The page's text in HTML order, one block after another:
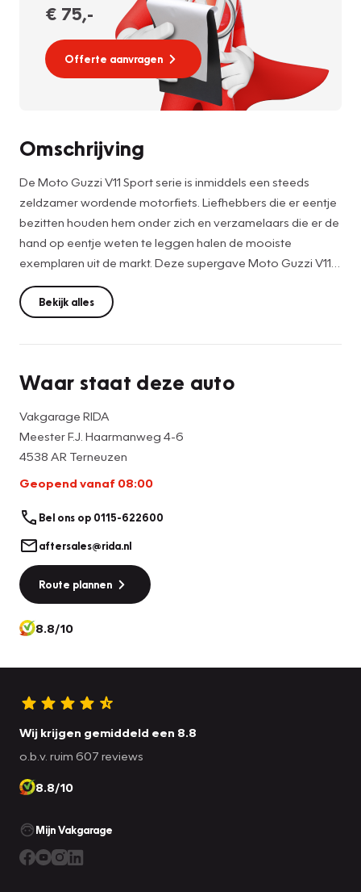
€ 75,-
Offerte aanvragen
Omschrijving
De Moto Guzzi V11 Sport serie is inmiddels een steeds
zeldzamer wordende motorfiets. Liefhebbers die er eentje
bezitten houden hem onder zich en verzamelaars die er de
hand op eentje weten te leggen halen de mooiste
exemplaren uit de markt. Deze supergave Moto Guzzi V11
Sport is echt zo'n motor om op elk willekeurig moment
door de polder te knallen, een uitstapje naar een gezellig
terras te maken of zomaar een genietmomentje van het
koppelrijke motor en de geweldige 2-cilinder sound met de
van de V11 Sport een waar feest en de zithouding is
dermate sportief dat er heerlijk sportieve ritten gemaakt
kunnen worden. En let op: bij elke stop ontpopt dit model
zich tot een magneet voor mensen die hun motorhart
klassieker. Gespreksstof verzekerd, en leuke ontmoetingen
met een goed glas liggen in het verschiet. WIj nodigen u
graag uit om dit unieke stuk life te komen bezichtigen.
De motorfiets heeft 17.000 mijl gelopen, dus geen
kilometer.
Deze Guzzi is perfect voor liefhebbers van klassieke
verzamelaar bent of gewoon houdt van een sportief stukje
toeren, met de V11 Sport kan het allemaal.
Let op: Bezichtiging alleen op afspraak!
Bij Rida Groep heb je bij het aanschaffen van een voertuig,
tot 15 jaar oud, de keuze uit twee afleverpakketten.
Pakket A (€395,-) bevat:
Bekijk alles
Waar staat deze auto
Vakgarage RIDA
Meester F.J. Haarmanweg 4-6
4538 AR Terneuzen
Geopend vanaf 08:00
Bel ons op 0115-622600
aftersales@rida.nl
Route plannen
8.8/10
Wij krijgen gemiddeld een 8.8
o.b.v. ruim 607 reviews
8.8/10
Mijn Vakgarage